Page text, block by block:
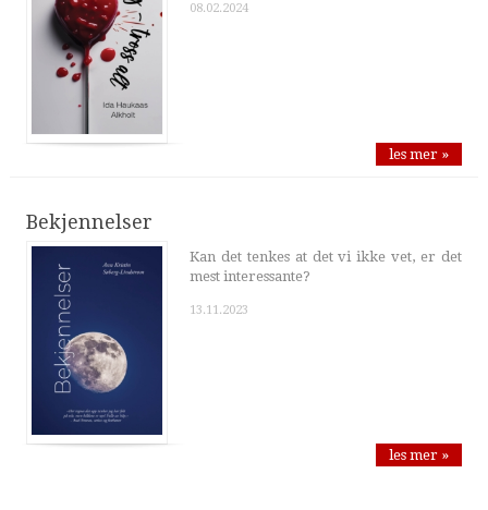
08.02.2024
les mer »
Bekjennelser
Kan det tenkes at det vi ikke vet, er det
mest interessante?
13.11.2023
les mer »